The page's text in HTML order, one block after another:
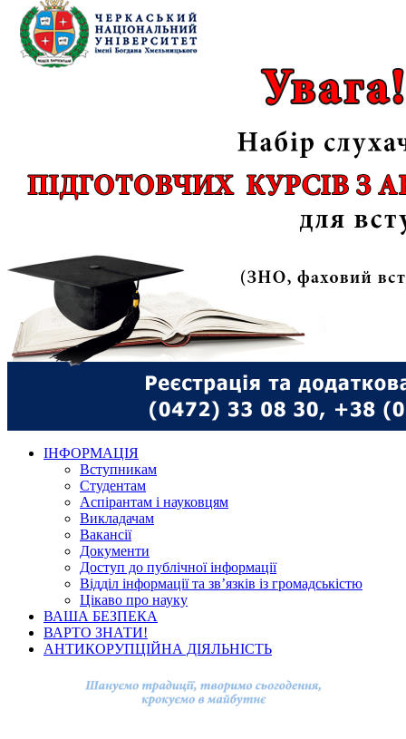
ІНФОРМАЦІЯ
Вступникам
Студентам
Аспірантам і науковцям
Викладачам
Вакансії
Документи
Доступ до публічної інформації
Відділ інформації та зв’язків із громадськістю
Цікаво про науку
ВАША БЕЗПЕКА
ВАРТО ЗНАТИ!
АНТИКОРУПЦІЙНА ДІЯЛЬНІСТЬ